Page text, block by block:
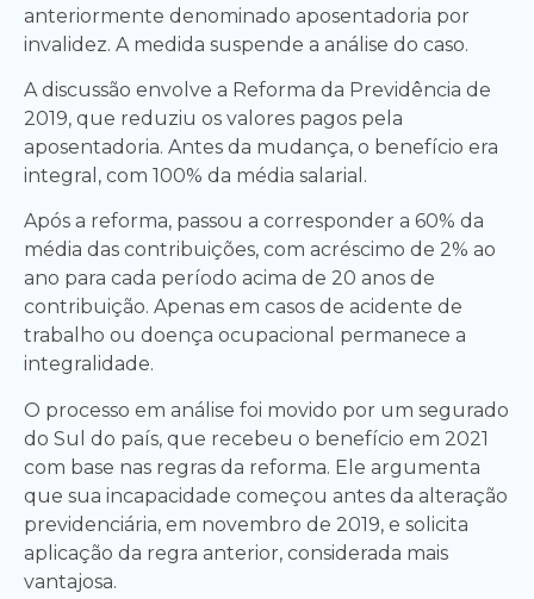
anteriormente denominado aposentadoria por
invalidez. A medida suspende a análise do caso.
A discussão envolve a Reforma da Previdência de
2019, que reduziu os valores pagos pela
aposentadoria. Antes da mudança, o benefício era
integral, com 100% da média salarial.
Após a reforma, passou a corresponder a 60% da
média das contribuições, com acréscimo de 2% ao
ano para cada período acima de 20 anos de
contribuição. Apenas em casos de acidente de
trabalho ou doença ocupacional permanece a
integralidade.
O processo em análise foi movido por um segurado
do Sul do país, que recebeu o benefício em 2021
com base nas regras da reforma. Ele argumenta
que sua incapacidade começou antes da alteração
previdenciária, em novembro de 2019, e solicita
aplicação da regra anterior, considerada mais
vantajosa.